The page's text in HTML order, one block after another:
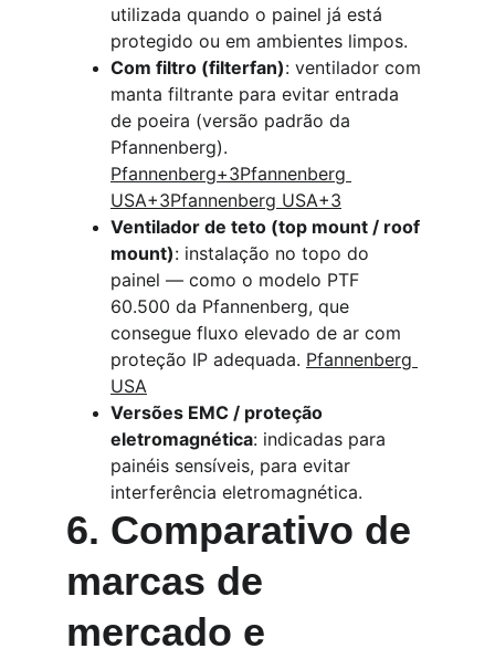
utilizada quando o painel já está
protegido ou em ambientes limpos.
Com filtro (filterfan): ventilador com
manta filtrante para evitar entrada
de poeira (versão padrão da
Pfannenberg).
Pfannenberg+3Pfannenberg
USA+3Pfannenberg USA+3
Ventilador de teto (top mount / roof
mount): instalação no topo do
painel — como o modelo PTF
60.500 da Pfannenberg, que
consegue fluxo elevado de ar com
proteção IP adequada. Pfannenberg
USA
Versões EMC / proteção
eletromagnética: indicadas para
painéis sensíveis, para evitar
interferência eletromagnética.
6. Comparativo de
marcas de
mercado e